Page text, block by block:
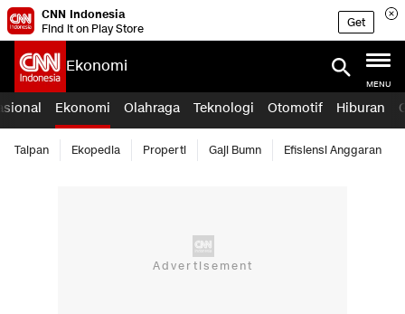
CNN Indonesia
Find it on Play Store
Get
Ekonomi
MENU
Ekonomi Olahraga Teknologi Otomotif Hiburan
Taipan Ekopedia Properti Gaji Bumn Efisiensi Anggaran